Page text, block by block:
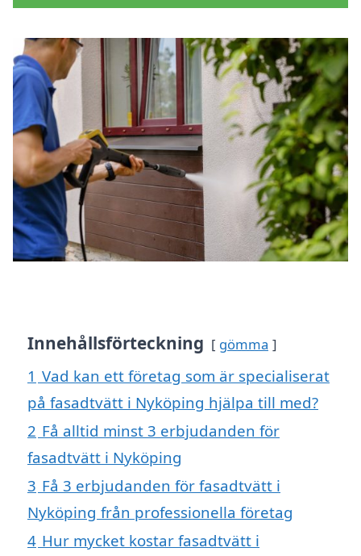
Innehållsförteckning gömma
1 Vad kan ett företag som är specialiserat
på fasadtvätt i Nyköping hjälpa till med?
2 Få alltid minst 3 erbjudanden för
fasadtvätt i Nyköping
3 Få 3 erbjudanden för fasadtvätt i
Nyköping från professionella företag
4 Hur mycket kostar fasadtvätt i